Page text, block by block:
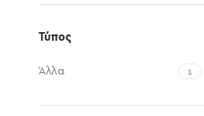
Τύπος
Άλλα 1